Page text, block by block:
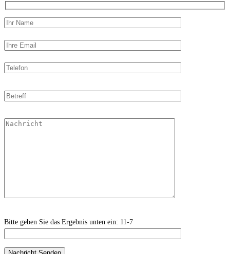
Bitte geben Sie das Ergebnis unten ein: 11-7